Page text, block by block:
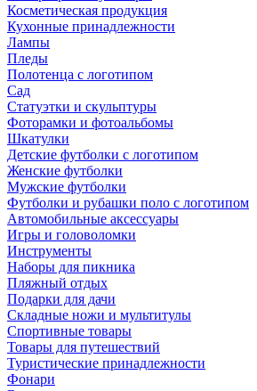
Косметическая продукция
Кухонные принадлежности
Лампы
Пледы
Полотенца с логотипом
Сад
Статуэтки и скульптуры
Фоторамки и фотоальбомы
Шкатулки
Детские футболки с логотипом
Женские футболки
Мужские футболки
Футболки и рубашки поло с логотипом
Автомобильные аксессуары
Игры и головоломки
Инструменты
Наборы для пикника
Пляжный отдых
Подарки для дачи
Складные ножи и мультитулы
Спортивные товары
Товары для путешествий
Туристические принадлежности
Фонари